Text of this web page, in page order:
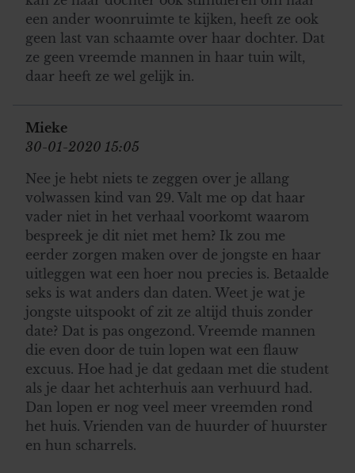
een ander woonruimte te kijken, heeft ze ook
geen last van schaamte over haar dochter. Dat
ze geen vreemde mannen in haar tuin wilt,
daar heeft ze wel gelijk in.
Mieke
30-01-2020 15:05
Nee je hebt niets te zeggen over je allang
volwassen kind van 29. Valt me op dat haar
vader niet in het verhaal voorkomt waarom
bespreek je dit niet met hem? Ik zou me
eerder zorgen maken over de jongste en haar
uitleggen wat een hoer nou precies is. Betaalde
seks is wat anders dan daten. Weet je wat je
jongste uitspookt of zit ze altijd thuis zonder
date? Dat is pas ongezond. Vreemde mannen
die even door de tuin lopen wat een flauw
excuus. Hoe had je dat gedaan met die student
als je daar het achterhuis aan verhuurd had.
Dan lopen er nog veel meer vreemden rond
het huis. Vrienden van de huurder of huurster
en hun scharrels.